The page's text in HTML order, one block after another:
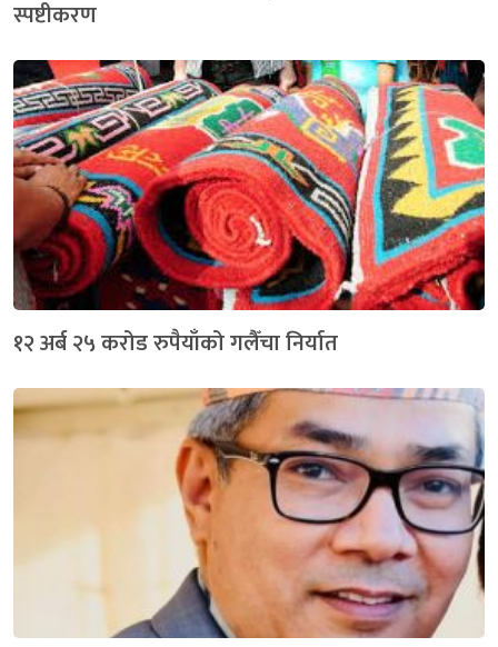
स्पष्टीकरण
१२ अर्ब २५ करोड रुपैयाँको गलैँचा निर्यात